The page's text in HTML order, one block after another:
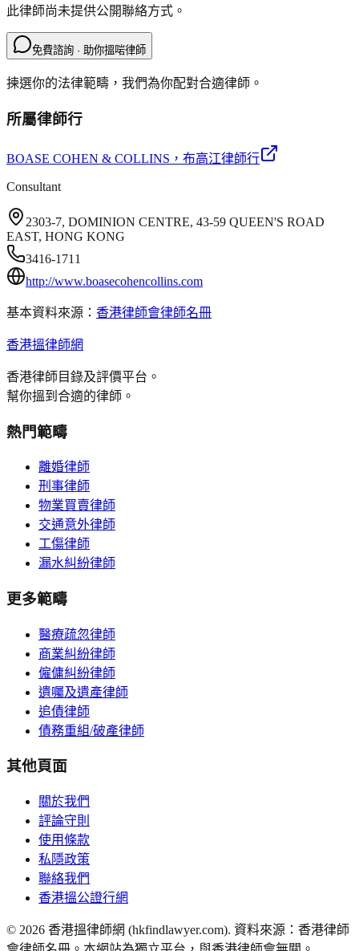
此律師尚未提供公開聯絡方式。
免費諮詢 · 助你搵啱律師
揀選你的法律範疇，我們為你配對合適律師。
所屬律師行
BOASE COHEN & COLLINS ，布高江律師行
Consultant
2303-7, DOMINION CENTRE, 43-59 QUEEN'S ROAD
EAST, HONG KONG
3416-1711
http://www.boasecohencollins.com
基本資料來源： 香港律師會律師名冊
香港搵律師網
香港律師目錄及評價平台。
幫你搵到合適的律師。
熱門範疇
離婚律師
刑事律師
物業買賣律師
交通意外律師
工傷律師
漏水糾紛律師
更多範疇
醫療疏忽律師
商業糾紛律師
僱傭糾紛律師
遺囑及遺產律師
追債律師
債務重組/破產律師
其他頁面
關於我們
評論守則
使用條款
私隱政策
聯絡我們
香港搵公證行網
© 2026 香港搵律師網 (hkfindlawyer.com). 資料來源：香港律師